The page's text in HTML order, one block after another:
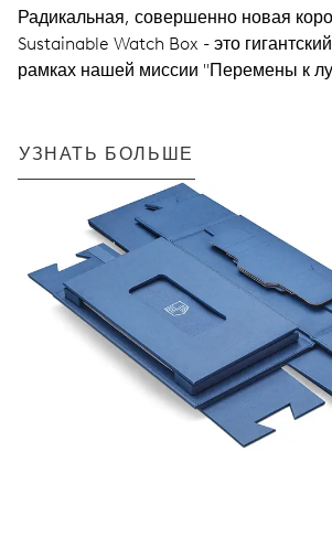
Радикальная, совершенно новая
Sustainable Watch Box - это
рамках нашей миссии "Перемены к
УЗНАТЬ БОЛЬШЕ